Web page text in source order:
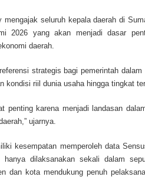
seluruh kepala daerah di
2026 yang akan menjadi dasar
daerah.
strategis bagi pemerintah dalam
kondisi riil dunia usaha hingga tingkat
penting karena menjadi landasan
ujarnya.
kesempatan memperoleh data
dilaksanakan sekali dalam
dan kota mendukung penuh